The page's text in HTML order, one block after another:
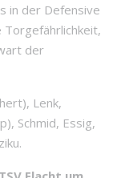
in der Defensive
der
Lenk,
Schmid, Essig,